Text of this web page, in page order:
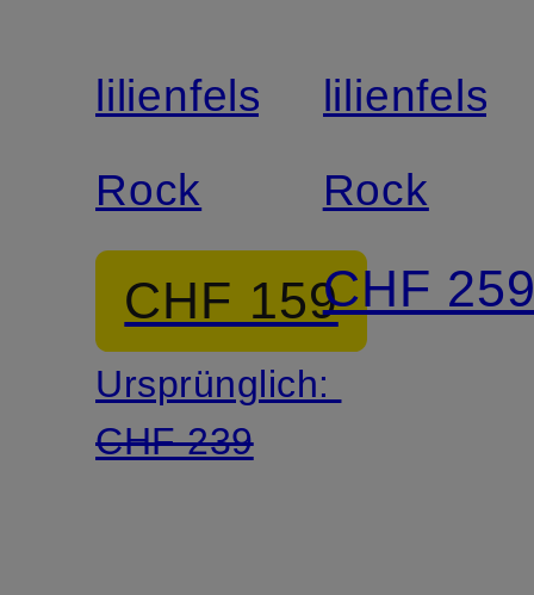
lilienfels
Rock
CHF 159
Ursprünglich:
CHF 239
lilienfels
Rock
CHF